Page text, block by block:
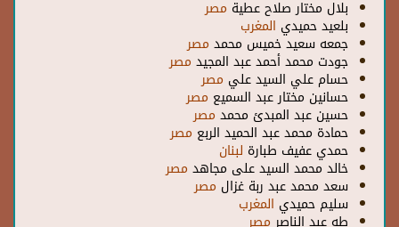
بلال مختار صلاح عطية مصر
بلعيد حميدي المغرب
جمعه سعيد خميس محمد مصر
جودت محمد أحمد عبد المجيد مصر
حسام علي السيد علي مصر
حسانين مختار عبد السميع مصر
حسين عبد المبدئ محمد مصر
حمادة محمد عبد الحميد الربع مصر
حمدي عفيف طبارة لبنان
خالد محمد السيد على مجاهد مصر
سعد محمد عبد ربة غزال مصر
سليم حميدي المغرب
طه عبد الناصر مصر